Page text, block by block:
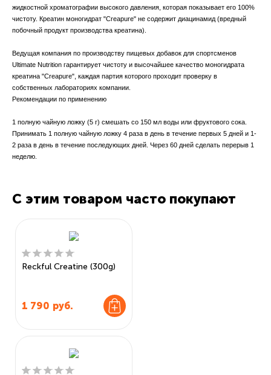
жидкостной хроматографии высокого давления, которая показывает его 100%
чистоту. Креатин моногидрат "Creapure" не содержит диацинамид (вредный
побочный продукт производства креатина).
Ведущая компания по производству пищевых добавок для спортсменов
Ultimate Nutrition гарантирует чистоту и высочайшее качество моногидрата
креатина "Creapure", каждая партия которого проходит проверку в
собственных лабораториях компании.
Рекомендации по применению
1 полную чайную ложку (5 г) смешать со 150 мл воды или фруктового сока.
Принимать 1 полную чайную ложку 4 раза в день в течение первых 5 дней и 1-
2 раза в день в течение последующих дней. Через 60 дней сделать перерыв 1
неделю.
С этим товаром часто покупают
Reckful Creatine (300g)
1 790 руб.